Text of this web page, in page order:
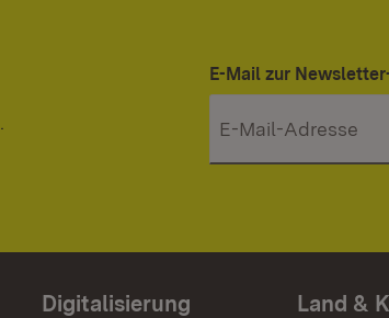
E-Mail zur
Digitalisierung Land &